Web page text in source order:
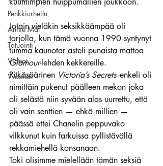
Penkkiurheilu
Annie Mål
Tatuointi
Videot
Wanhat
Jotain vieläkin seksikkäämpää oli
tarjolla, kun tämä vuonna 1990 syntynyt
tumma kaunotar asteli punaista mattoa
Glamour-lehden kekkereille.
Pitkäsäärinen Victoria’s Secrets -enkeli oli
nimittäin pukenut päälleen mekon joka
oli selästä niin syvään alas uurrettu, että
oli vain senttien — ehkä millien —
päässä ettei Chanelin peppuvako
vilkkunut kuin farkuissa pyllistävällä
rekkamiehellä konsanaan.
Toki olisimme mielellään tämän seksiä